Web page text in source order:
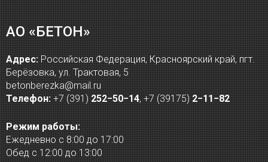
АО «БЕТОН»
Адрес:Российская Федерация, Красноярский край, пгт.
Берёзовка, ул. Трактовая, 5
betonberezka@mail.ru
Телефон: +7 (391)252−50−14,+7 (39175)2−11−82
Режим работы:
Ежедневно с 8:00 до 17:00
Обед с 12:00 до 13:00